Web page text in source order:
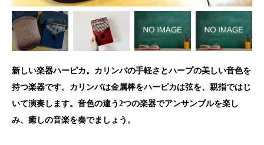
新しい楽器ハーピカ。カリンバの手軽さとハープの美しい音色を
持つ楽器です。カリンバは金属棒をハーピカは弦を、親指ではじ
いて演奏します。音色の違う2つの楽器でアンサンブルを楽し
み、癒しの音楽を奏でましょう。